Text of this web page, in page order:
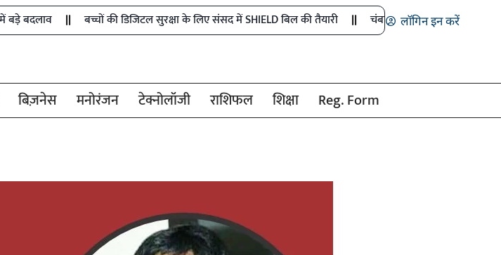
बच्चों की डिजिटल सुरक्षा के लिए संसद में SHIELD बिल की तैयारी चंबा में बड़ा बस हादसा: 7 लोगों की मौत, 11
लॉगिन इन करें
बिज़नेस मनोरंजन टेक्नोलॉजी राशिफल शिक्षा Reg. Form